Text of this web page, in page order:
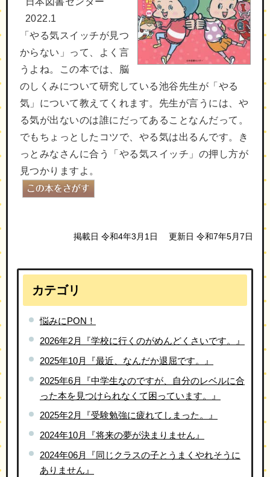
2022.1
「やる気スイッチが見つ
からない」って、よく言
うよね。この本では、脳
のしくみについて研究している池谷先生が「やる
気」について教えてくれます。先生が言うには、や
る気が出ないのは誰にだってあることなんだって。
でもちょっとしたコツで、やる気は出るんです。き
っとみなさんに合う「やる気スイッチ」の押し方が
見つかりますよ。
掲載日 令和4年3月1日 更新日 令和7年5月7日
カテゴリ
悩みにPON！
2026年2月『学校に行くのがめんどくさいです。』
2025年10月『最近、なんだか退屈です。』
2025年6月『中学生なのですが、自分のレベルに合
った本を見つけられなくて困っています。』
2025年2月『受験勉強に疲れてしまった。』
2024年10月『将来の夢が決まりません』
2024年06月『同じクラスの子とうまくやれそうに
ありません』